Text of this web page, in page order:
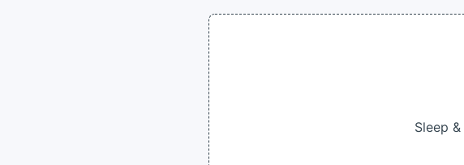
Sleep